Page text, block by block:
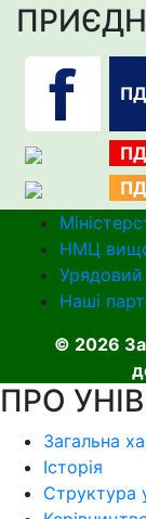
НМЦ
Урядовий
Наші
© 2026
ПРО
Загальна
Історія
Структура